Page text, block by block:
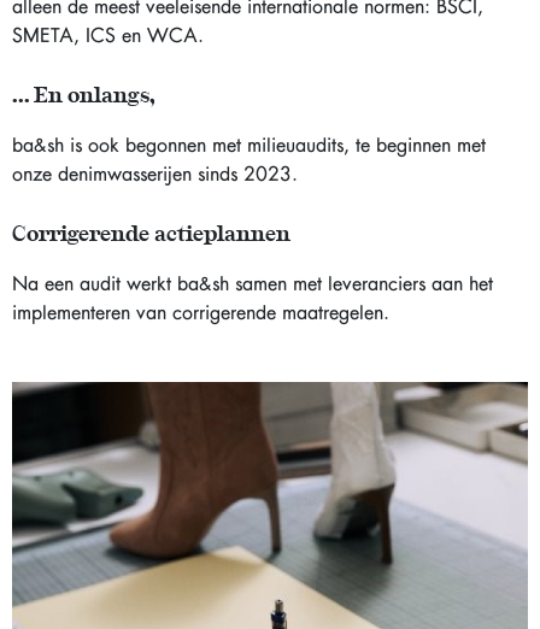
alleen de meest veeleisende internationale normen: BSCI,
SMETA, ICS en WCA.
... En onlangs,
ba&sh is ook begonnen met milieuaudits, te beginnen met
onze denimwasserijen sinds 2023.
Corrigerende actieplannen
Na een audit werkt ba&sh samen met leveranciers aan het
implementeren van corrigerende maatregelen.